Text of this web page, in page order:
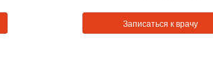
Записаться к врачу